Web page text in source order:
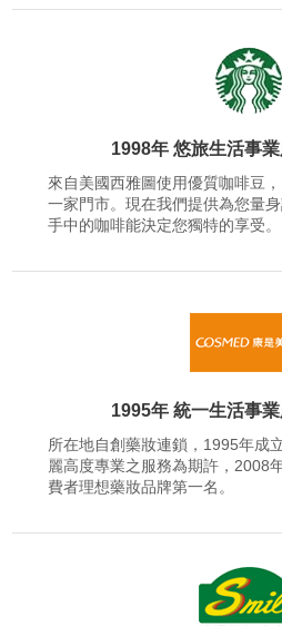
1998年 悠旅生活事
來自美國西雅圖使用優質咖啡豆
一家門市。現在我們提供為您量
手中的咖啡能決定您獨特的享受。
1995年 統一生活事
所在地自創藥妝連鎖，1995年成
麗高度專業之服務為期許，2008
費者理想藥妝品牌第一名。